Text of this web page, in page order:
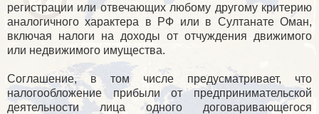
регистрации или отвечающих любому другому критерию
аналогичного характера в РФ или в Султанате Оман,
включая налоги на доходы от отчуждения движимого
или недвижимого имущества.
Соглашение, в том числе предусматривает, что
налогообложение прибыли от предпринимательской
деятельности лица одного договаривающегося